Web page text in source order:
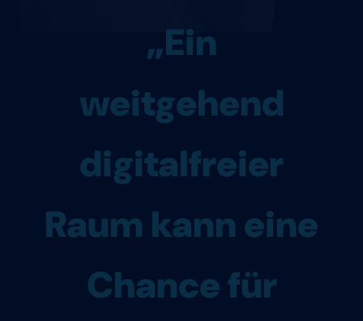
„Ein
weitgehend
digitalfreier
Raum kann eine
Chance für